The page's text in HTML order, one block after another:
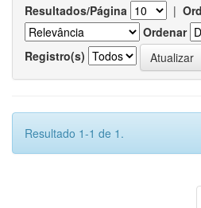
Resultados/Página |
Ordenar
Registro(s)
Resultado 1-1 de 1.